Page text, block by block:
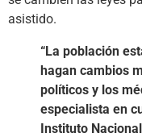
asistido.
“La población
hagan cambios
políticos y los
especialista en
Instituto